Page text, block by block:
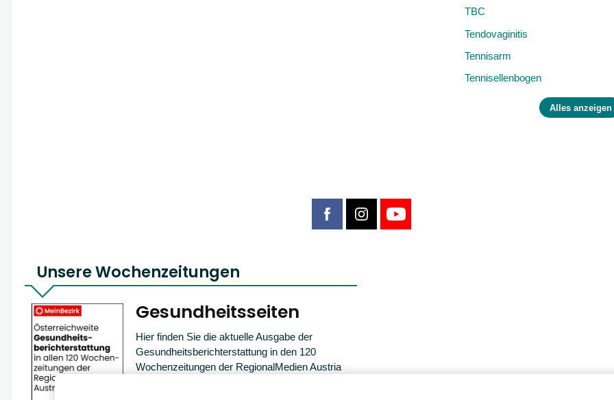
TBC
Tendovaginitis
Tennisarm
Tennisellenbogen
Alles anzeigen
Unsere Wochenzeitungen
Gesundheitsseiten
Hier finden Sie die aktuelle Ausgabe der
Gesundheitsberichterstattung in den 120
Wochenzeitungen der RegionalMedien Austria